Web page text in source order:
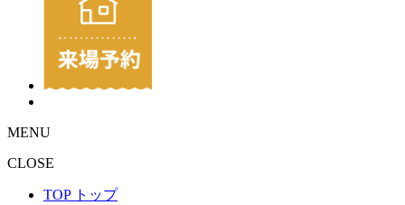
MENU
CLOSE
TOP トップ